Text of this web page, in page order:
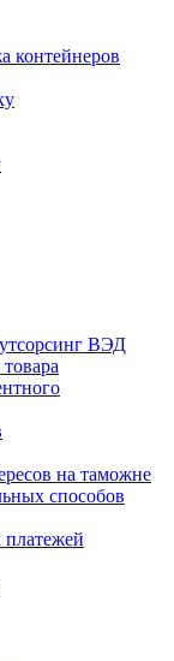
контейнеров
ВЭД
на таможне
способов